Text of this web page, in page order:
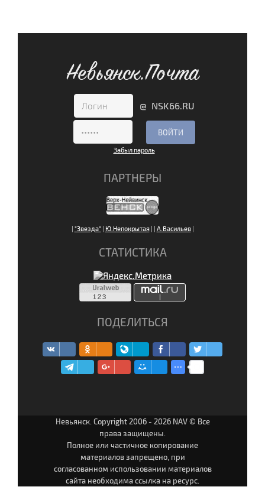
Невьянск.Почта
@ NSK66.RU
Забыл пароль
ПАРТНЕРЫ
| "Звезда"| Ю.Непокрытая| | А.Васильев|
СТАТИСТИКА
ПОДЕЛИТЬСЯ
Невьянск. Copyright 2006 - 2026 NAV © Все
права защищены.
Полное или частичное копирование
материалов запрещено, при
согласованном использовании материалов
сайта необходима ссылка на ресурс.